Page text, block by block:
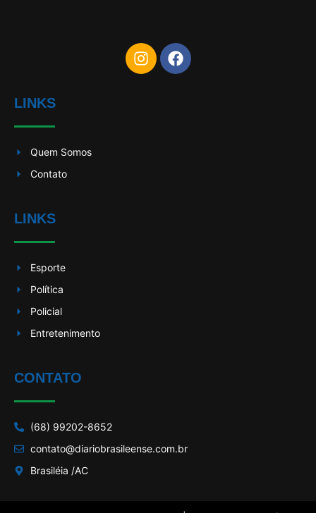
LINKS
Quem Somos
Contato
LINKS
Esporte
Política
Policial
Entretenimento
CONTATO
(68) 99202-8652
contato@diariobrasileense.com.br
Brasiléia /AC